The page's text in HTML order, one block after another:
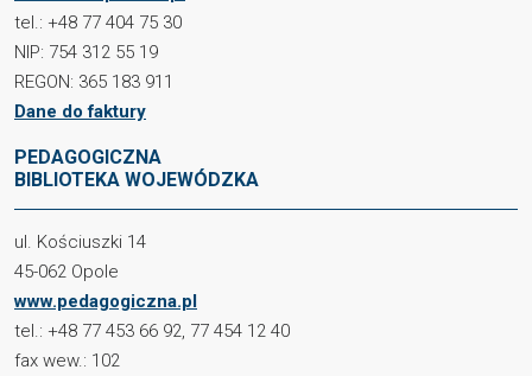
tel.: +48 77 404 75 30
NIP: 754 312 55 19
REGON: 365 183 911
Dane do faktury
PEDAGOGICZNA
BIBLIOTEKA WOJEWÓDZKA
ul. Kościuszki 14
45-062 Opole
www.pedagogiczna.pl
tel.: +48 77 453 66 92, 77 454 12 40
fax wew.: 102